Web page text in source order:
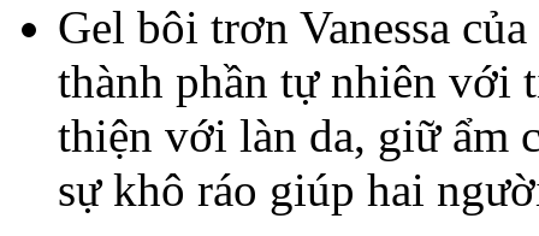
Gel bôi trơn Vanessa
thành phần tự nhiên với
thiện với làn da, giữ ẩm
sự khô ráo giúp hai